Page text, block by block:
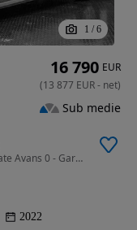
1 / 6
1798 cm3 • 122 CP • Automata - Posibilitate Rate Avans 0 - Garantie 12 Luni - IMPECABILA
2022
16 790 EUR
(13 877 EUR- net)
Sub medie